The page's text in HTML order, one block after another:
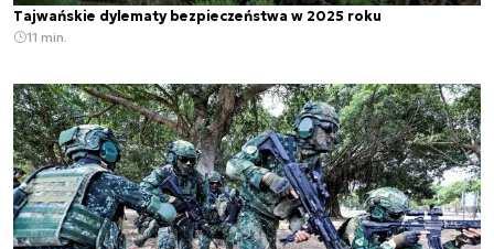
Tajwańskie dylematy bezpieczeństwa w 2025 roku
11 min.